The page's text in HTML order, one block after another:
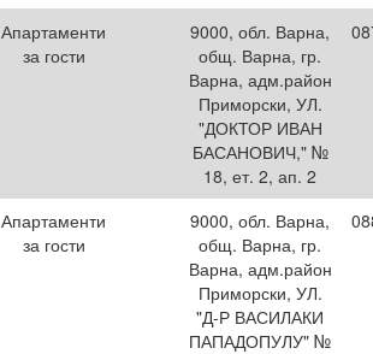
Апартаменти
за гости
9000, обл. Варна,
общ. Варна, гр.
Варна, адм.район
Приморски, УЛ.
"ДОКТОР ИВАН
БАСАНОВИЧ," №
18, ет. 2, ап. 2
Апартаменти
за гости
9000, обл. Варна,
общ. Варна, гр.
Варна, адм.район
Приморски, УЛ.
"Д-Р ВАСИЛАКИ
ПАПАДОПУЛУ" №